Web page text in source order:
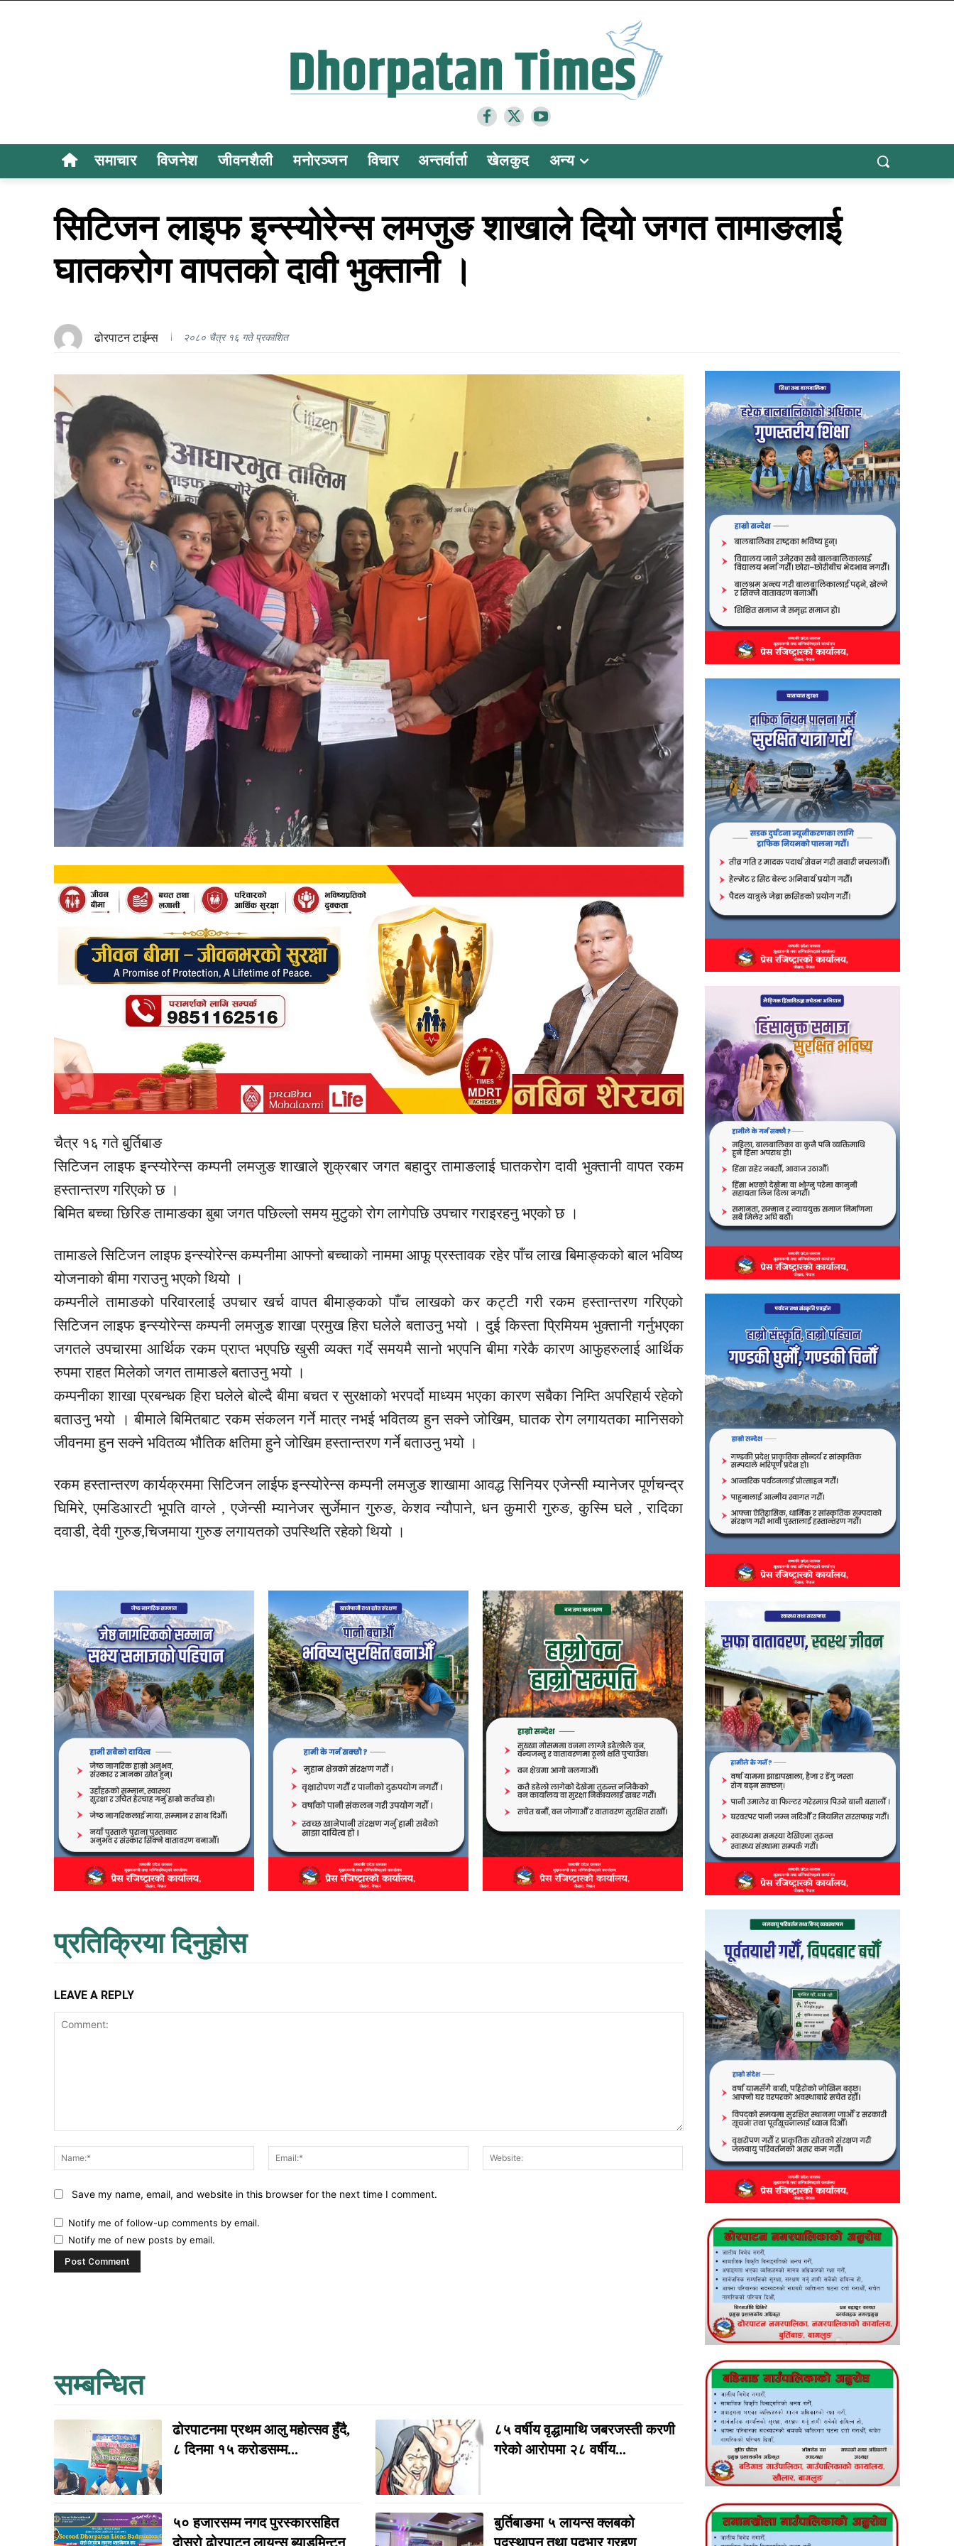
समाचार विजनेश जीवनशैली मनोरञ्जन विचार अन्तर्वार्ता खेलकुद अन्य
सिटिजन लाइफ इन्स्योरेन्स लमजुङ शाखाले दियो जगत तामाङलाई
घातकरोग वापतको दावी भुक्तानी ।
ढोरपाटन टाईम्स २०८० चैत्र १६ गते प्रकाशित
चैत्र १६ गते बुर्तिबाङ
सिटिजन लाइफ इन्स्योरेन्स कम्पनी लमजुङ शाखाले शुक्रबार जगत बहादुर तामाङलाई घातकरोग दावी भुक्तानी वापत रकम
हस्तान्तरण गरिएको छ ।
बिमित बच्चा छिरिङ तामाङका बुबा जगत पछिल्लो समय मुटुको रोग लागेपछि उपचार गराइरहनु भएको छ ।
तामाङले सिटिजन लाइफ इन्स्योरेन्स कम्पनीमा आफ्नो बच्चाको नाममा आफू प्रस्तावक रहेर पाँच लाख बिमाङ्कको बाल भविष्य
योजनाको बीमा गराउनु भएको थियो ।
कम्पनीले तामाङको परिवारलाई उपचार खर्च वापत बीमाङ्कको पाँच लाखको कर कट्टी गरी रकम हस्तान्तरण गरिएको
सिटिजन लाइफ इन्स्योरेन्स कम्पनी लमजुङ शाखा प्रमुख हिरा घलेले बताउनु भयो । दुई किस्ता प्रिमियम भुक्तानी गर्नुभएका
जगतले उपचारमा आर्थिक रकम प्राप्त भएपछि खुसी व्यक्त गर्दे समयमै सानो भएपनि बीमा गरेकै कारण आफुहरुलाई आर्थिक
रुपमा राहत मिलेको जगत तामाङले बताउनु भयो ।
कम्पनीका शाखा प्रबन्धक हिरा घलेले बोल्दै बीमा बचत र सुरक्षाको भरपर्दो माध्यम भएका कारण सबैका निम्ति अपरिहार्य रहेको
बताउनु भयो । बीमाले बिमितबाट रकम संकलन गर्ने मात्र नभई भवितव्य हुन सक्ने जोखिम, घातक रोग लगायतका मानिसको
जीवनमा हुन सक्ने भवितव्य भौतिक क्षतिमा हुने जोखिम हस्तान्तरण गर्ने बताउनु भयो ।
रकम हस्तान्तरण कार्यक्रममा सिटिजन लाईफ इन्स्योरेन्स कम्पनी लमजुङ शाखामा आवद्ध सिनियर एजेन्सी म्यानेजर पूर्णचन्द्र
घिमिरे, एमडिआरटी भूपति वाग्ले , एजेन्सी म्यानेजर सुर्जेमान गुरुङ, केशव न्यौपाने, धन कुमारी गुरुङ, कुस्मि घले , रादिका
दवाडी, देवी गुरुङ,चिजमाया गुरुङ लगायतको उपस्थिति रहेको थियो ।
प्रतिक्रिया दिनुहोस
LEAVE A REPLY
Name:*
Email:* Website:
Save my name, email, and website in this browser for the next time I comment.
Notify me of follow-up comments by email.
Notify me of new posts by email.
सम्बन्धित
ढोरपाटनमा प्रथम आलु महोत्सव हुँदै,
८ दिनमा १५ करोडसम्म...
८५ वर्षीय वृद्धामाथि जबरजस्ती करणी
गरेको आरोपमा २८ वर्षीय...
५० हजारसम्म नगद पुरस्कारसहित
दोस्रो ढोरपाटन लायन्स ब्याडमिन्टन
बुर्तिबाङमा ५ लायन्स क्लबको
पदस्थापन तथा पदभार ग्रहण